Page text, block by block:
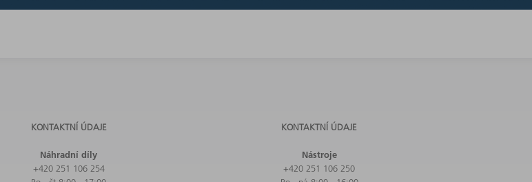
KONTAKTNÍ ÚDAJE
Náhradní díly
+420 251 106 254
KONTAKTNÍ ÚDAJE
Nástroje
+420 251 106 250